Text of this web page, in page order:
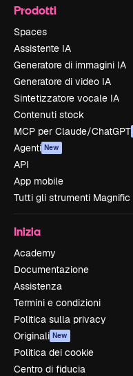
Prodotti
Spaces
Assistente IA
Generatore di immagini IA
Generatore di video IA
Sintetizzatore vocale IA
Contenuti stock
MCP per Claude/ChatGPT
Agenti New
API
App mobile
Tutti gli strumenti Magnific
Inizia
Academy
Documentazione
Assistenza
Termini e condizioni
Politica sulla privacy
Originali New
Politica dei cookie
Centro di fiducia